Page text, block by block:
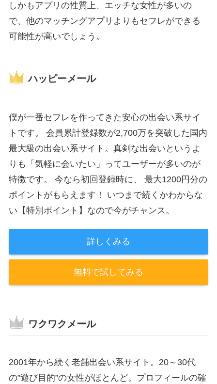
しかもアプリの性質上、エッチな女性が多いの
で、他のマッチングアプリよりもセフレができる
可能性が高いでしょう。
ハッピーメール
僕が一番セフレを作ってきた安心の出会い系サイ
トです。 会員累計登録数が2,700万を突破した国内
最大級の出会い系サイト。真剣な出会いというよ
りも「気軽に会いたい」ってユーザーが多いのが
特徴です。 今なら初回登録時に、 最大1200円分の
ポイントがもらえます！ いつまで続くかわからな
い【特別ポイント】なので今がチャンス。
詳しくみる
無料で試してみる
ワクワクメール
2001年から続く老舗出会い系サイト。20～30代
の”遊び目的”の女性がほとんど。プロフィールの確